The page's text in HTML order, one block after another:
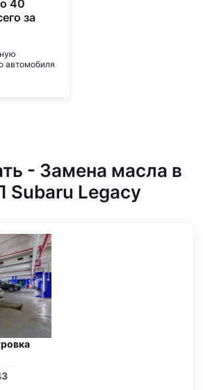
40
за
автомобиля
- Замена масла в
Legacy